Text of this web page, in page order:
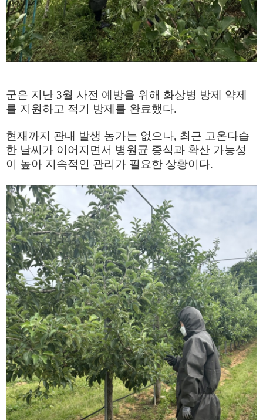
군은 지난 3월 사전 예방을 위해 화상병 방제 약제
를 지원하고 적기 방제를 완료했다.
현재까지 관내 발생 농가는 없으나, 최근 고온다습
한 날씨가 이어지면서 병원균 증식과 확산 가능성
이 높아 지속적인 관리가 필요한 상황이다.